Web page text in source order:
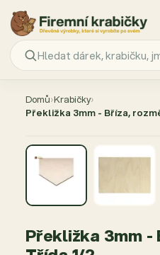
obsah
Domů›Krabičky›
Překližka 3mm - Bříza,
Překližka 3mm -